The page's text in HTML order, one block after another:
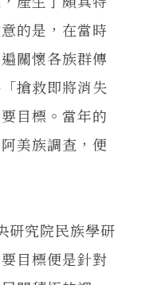
的是，在當時
關懷各族群傳
搶救即將消失
目標。當年的
美族調查，便
究院民族學研
目標便是針對